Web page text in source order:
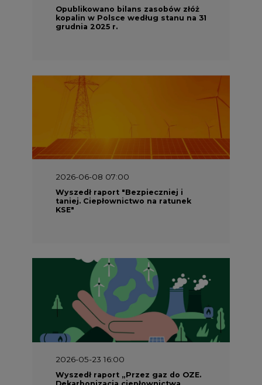
Opublikowano bilans zasobów złóż
kopalin w Polsce według stanu na 31
grudnia 2025 r.
2026-06-08 07:00
Wyszedł raport "Bezpieczniej i
taniej. Ciepłownictwo na ratunek
KSE"
2026-05-23 16:00
Wyszedł raport „Przez gaz do OZE.
Dekarbonizacja ciepłownictwa